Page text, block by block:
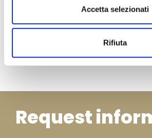
Accetta selezionati
Rifiuta
IP66 Projector,
Industrial
MEGA SAT LED
Request